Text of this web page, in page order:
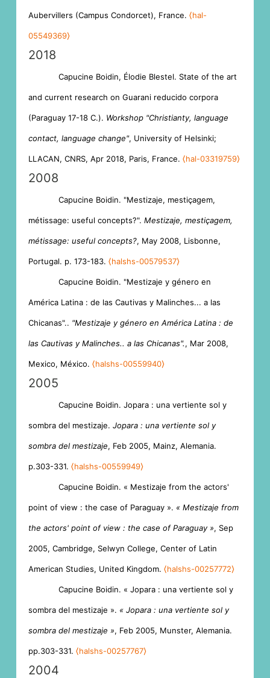
Aubervillers (Campus Condorcet), France. ⟨hal-
05549369⟩
2018
Capucine Boidin, Élodie Blestel. State of the art
and current research on Guarani reducido corpora
(Paraguay 17-18 C.). Workshop "Christianty, language
contact, language change", University of Helsinki;
LLACAN, CNRS, Apr 2018, Paris, France. ⟨hal-03319759⟩
2008
Capucine Boidin. "Mestizaje, mestiçagem,
métissage: useful concepts?". Mestizaje, mestiçagem,
métissage: useful concepts?, May 2008, Lisbonne,
Portugal. p. 173-183. ⟨halshs-00579537⟩
Capucine Boidin. "Mestizaje y género en
América Latina : de las Cautivas y Malinches... a las
Chicanas".. "Mestizaje y género en América Latina : de
las Cautivas y Malinches.. a las Chicanas"., Mar 2008,
Mexico, México. ⟨halshs-00559940⟩
2005
Capucine Boidin. Jopara : una vertiente sol y
sombra del mestizaje. Jopara : una vertiente sol y
sombra del mestizaje, Feb 2005, Mainz, Alemania.
p.303-331. ⟨halshs-00559949⟩
Capucine Boidin. « Mestizaje from the actors'
point of view : the case of Paraguay ». « Mestizaje from
the actors' point of view : the case of Paraguay », Sep
2005, Cambridge, Selwyn College, Center of Latin
American Studies, United Kingdom. ⟨halshs-00257772⟩
Capucine Boidin. « Jopara : una vertiente sol y
sombra del mestizaje ». « Jopara : una vertiente sol y
sombra del mestizaje », Feb 2005, Munster, Alemania.
pp.303-331. ⟨halshs-00257767⟩
2004